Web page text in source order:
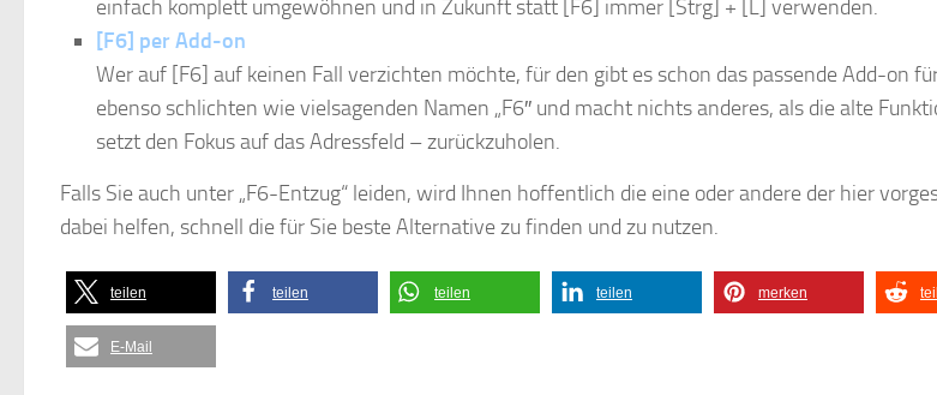
einfach komplett umgewöhnen und in Zukunft statt [F6] immer [Strg] + [L] verwenden.
[F6] per Add-on
Wer auf [F6] auf keinen Fall verzichten möchte, für den gibt es schon das passende Add-on
ebenso schlichten wie vielsagenden Namen „F6″ und macht nichts anderes, als die alte
setzt den Fokus auf das Adressfeld – zurückzuholen.
Falls Sie auch unter „F6-Entzug“ leiden, wird Ihnen hoffentlich die eine oder andere der hier
dabei helfen, schnell die für Sie beste Alternative zu finden und zu nutzen.
teilen teilen teilen teilen merken
E-Mail